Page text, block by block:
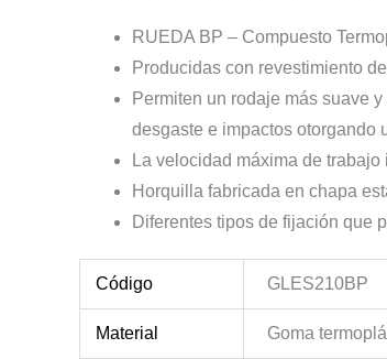
RUEDA BP – Compuesto
Producidas con revestimiento
Permiten un rodaje más suave
desgaste e impactos otorgando
La velocidad máxima de trabajo
Horquilla fabricada en chapa
Diferentes tipos de fijación que
Código GLES210BP
Material Goma